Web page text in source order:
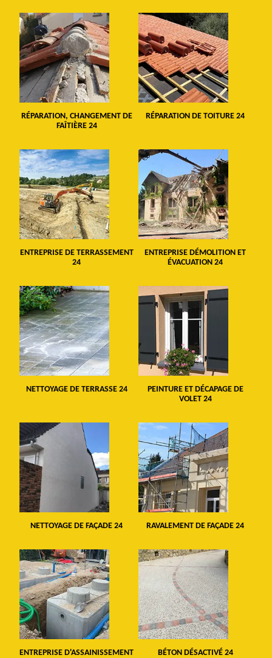
RÉPARATION, CHANGEMENT DE
FAÎTIÈRE 24
RÉPARATION DE TOITURE 24
ENTREPRISE DE TERRASSEMENT
24
ENTREPRISE DÉMOLITION ET
ÉVACUATION 24
NETTOYAGE DE TERRASSE 24
PEINTURE ET DÉCAPAGE DE
VOLET 24
NETTOYAGE DE FAÇADE 24 RAVALEMENT DE FAÇADE 24
ENTREPRISE D'ASSAINISSEMENT BÉTON DÉSACTIVÉ 24